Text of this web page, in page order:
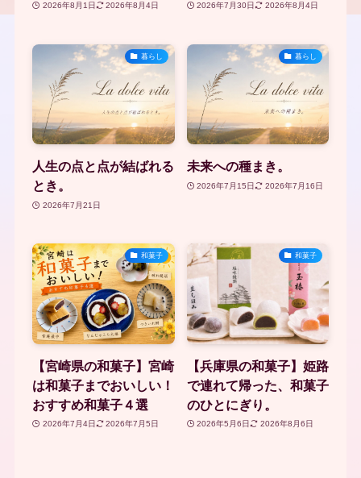
2026年8月1日 2026年8月4日 2026年7月30日 2026年8月4日
暮らし
人生の点と点が結ばれる
とき。
2026年7月21日
暮らし
未来への種まき。
2026年7月15日 2026年7月16日
和菓子
【宮崎県の和菓子】宮崎
は和菓子までおいしい！
おすすめ和菓子４選
2026年7月4日 2026年7月5日
和菓子
【兵庫県の和菓子】姫路
で連れて帰った、和菓子
のひとにぎり。
2026年5月6日 2026年8月6日